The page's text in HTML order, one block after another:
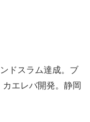
ドスラム達成。ブ
エレバ開発。静岡